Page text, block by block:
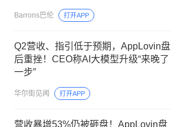
Barrons巴伦 打开APP
Q2营收、指引低于预期，AppLovin盘
后重挫！CEO称AI大模型升级“来晚了
一步”
华尔街见闻 打开APP
营收暴增53%仍被砸盘！AppLovin盘